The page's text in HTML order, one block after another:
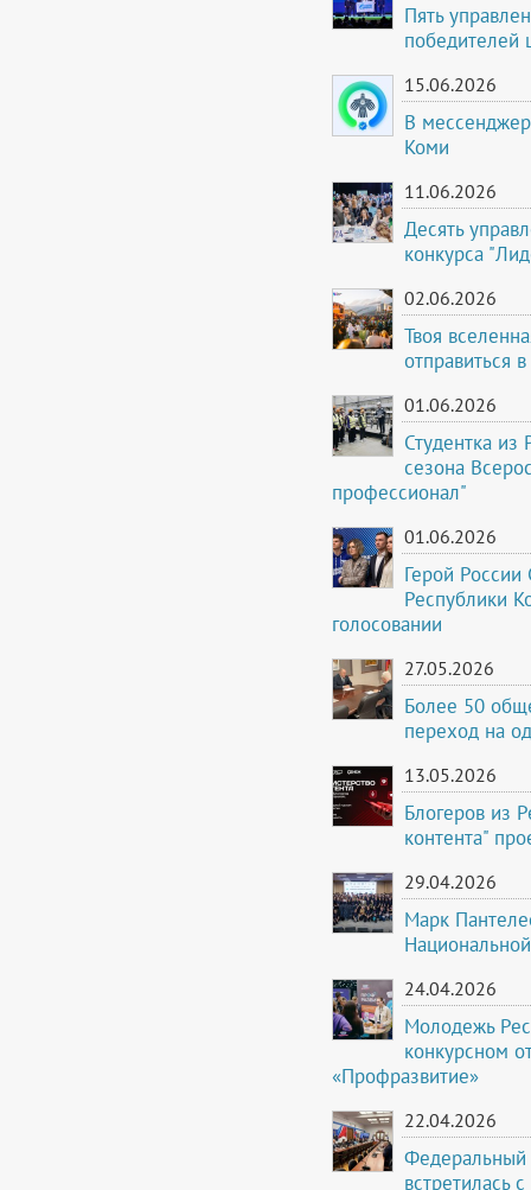
Пять
победителей
15.06.2026
В
Коми
11.06.2026
Десять
конкурса
02.06.2026
Твоя
отправиться
01.06.2026
Студентка
сезона
профессионал"
01.06.2026
Герой России
Республики
голосовании
27.05.2026
Более 50
переход на
13.05.2026
Блогеров из
контента"
29.04.2026
Марк
24.04.2026
Молодежь
конкурсном
«Профразвитие»
22.04.2026
Федеральный
встретилась